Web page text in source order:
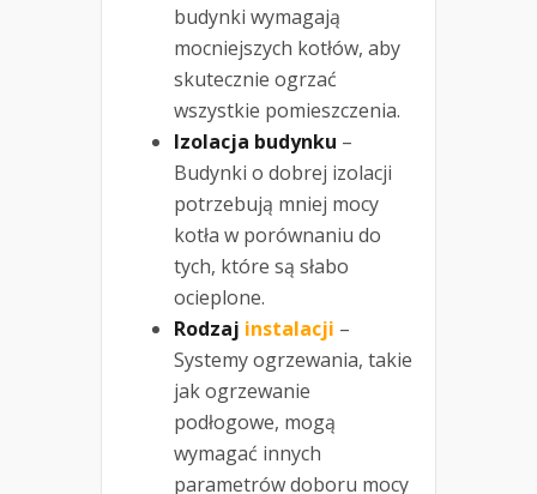
budynki wymagają
mocniejszych kotłów, aby
skutecznie ogrzać
wszystkie pomieszczenia.
Izolacja budynku –
Budynki o dobrej izolacji
potrzebują mniej mocy
kotła w porównaniu do
tych, które są słabo
ocieplone.
Rodzaj instalacji –
Systemy ogrzewania, takie
jak ogrzewanie
podłogowe, mogą
wymagać innych
parametrów doboru mocy